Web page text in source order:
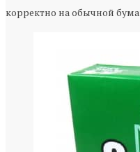
корректно на обычной